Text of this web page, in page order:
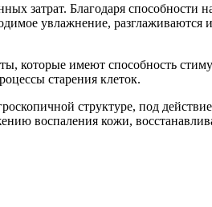
затрат. Благодаря способности
увлажнение,
которые имеют способность
старения клеток.
структуре, под
воспаления кожи,